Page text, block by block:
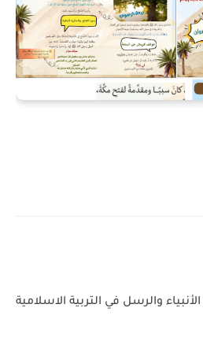
والرسل في التربية الاسلامية